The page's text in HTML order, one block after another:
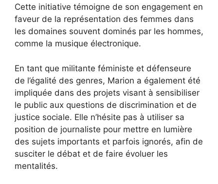
Cette initiative témoigne de son engagement en
faveur de la représentation des femmes dans
les domaines souvent dominés par les hommes,
comme la musique électronique.
En tant que militante féministe et défenseure
de l’égalité des genres, Marion a également été
impliquée dans des projets visant à sensibiliser
le public aux questions de discrimination et de
justice sociale. Elle n’hésite pas à utiliser sa
position de journaliste pour mettre en lumière
des sujets importants et parfois ignorés, afin de
susciter le débat et de faire évoluer les
mentalités.